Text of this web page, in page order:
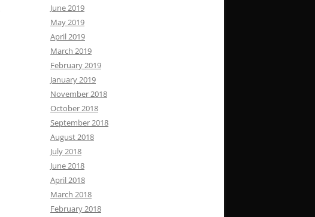
June 2019
May 2019
April 2019
March 2019
February 2019
January 2019
November 2018
October 2018
September 2018
August 2018
July 2018
June 2018
April 2018
March 2018
February 2018